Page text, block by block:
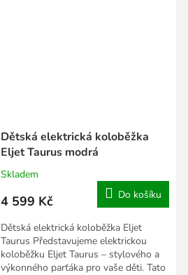
Dětská elektrická koloběžka
Eljet Taurus modrá
Skladem
4 599 Kč Do košíku
Dětská elektrická koloběžka Eljet
Taurus Představujeme elektrickou
koloběžku Eljet Taurus – stylového a
výkonného parťáka pro vaše děti. Tato